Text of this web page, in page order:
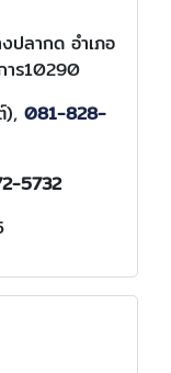
ปลากด อำเภอ
าร10290
), 081-828-
5732